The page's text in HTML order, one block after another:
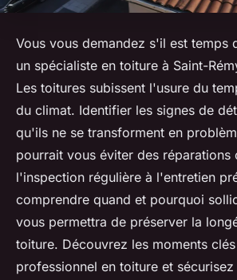
Vous vous demandez s'il est temps
un spécialiste en toiture à Saint-
Les toitures subissent l'usure du
du climat. Identifier les signes de
qu'ils ne se transforment en
pourrait vous éviter des réparations
l'inspection régulière à l'entretien
comprendre quand et pourquoi
vous permettra de préserver la
toiture. Découvrez les moments
professionnel en toiture et